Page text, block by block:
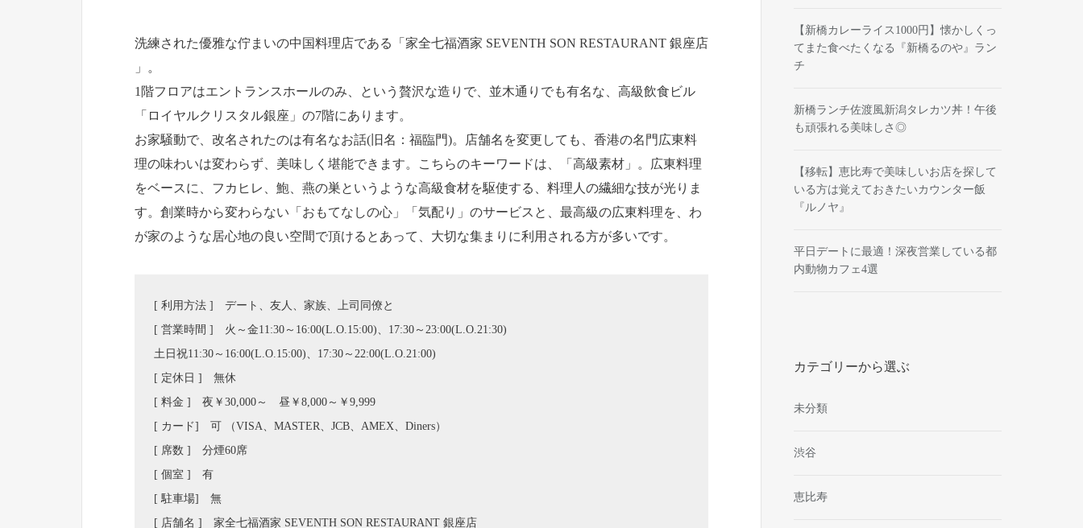
洗練された優雅な佇まいの中国料理店である「家全七福酒家 SEVENTH SON RESTAURANT 銀座店
」。
1階フロアはエントランスホールのみ、という贅沢な造りで、並木通りでも有名な、高級飲食ビル
「ロイヤルクリスタル銀座」の7階にあります。
お家騒動で、改名されたのは有名なお話(旧名：福臨門)。店舗名を変更しても、香港の名門広東料
理の味わいは変わらず、美味しく堪能できます。こちらのキーワードは、「高級素材」。広東料理
をベースに、フカヒレ、鮑、燕の巣というような高級食材を駆使する、料理人の繊細な技が光りま
す。創業時から変わらない「おもてなしの心」「気配り」のサービスと、最高級の広東料理を、わ
が家のような居心地の良い空間で頂けるとあって、大切な集まりに利用される方が多いです。
[ 利用方法 ] デート、友人、家族、上司同僚と
[ 営業時間 ] 火～金11:30～16:00(L.O.15:00)、17:30～23:00(L.O.21:30)
土日祝11:30～16:00(L.O.15:00)、17:30～22:00(L.O.21:00)
[ 定休日 ] 無休
[ 料金 ] 夜￥30,000～ 昼￥8,000～￥9,999
[ カード] 可 （VISA、MASTER、JCB、AMEX、Diners）
[ 席数 ] 分煙60席
[ 個室 ] 有
[ 駐車場] 無
[ 店舗名 ] 家全七福酒家 SEVENTH SON RESTAURANT 銀座店
【新橋カレーライス1000円】懐かしくっ
てまた食べたくなる『新橋るのや』ラン
チ
新橋ランチ佐渡風新潟タレカツ丼！午後
も頑張れる美味しさ◎
【移転】恵比寿で美味しいお店を探して
いる方は覚えておきたいカウンター飯
『ルノヤ』
平日デートに最適！深夜営業している都
内動物カフェ4選
カテゴリーから選ぶ
未分類
渋谷
恵比寿